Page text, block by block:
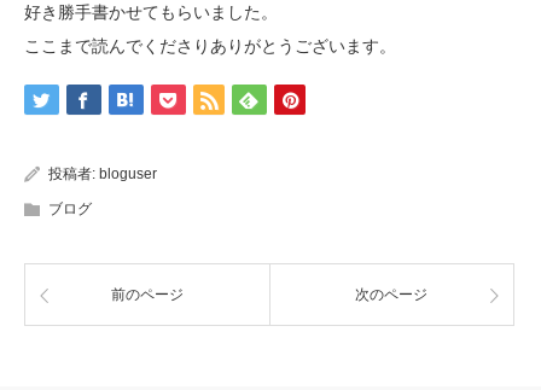
好き勝手書かせてもらいました。
ここまで読んでくださりありがとうございます。
投稿者: bloguser
ブログ
前のページ 次のページ